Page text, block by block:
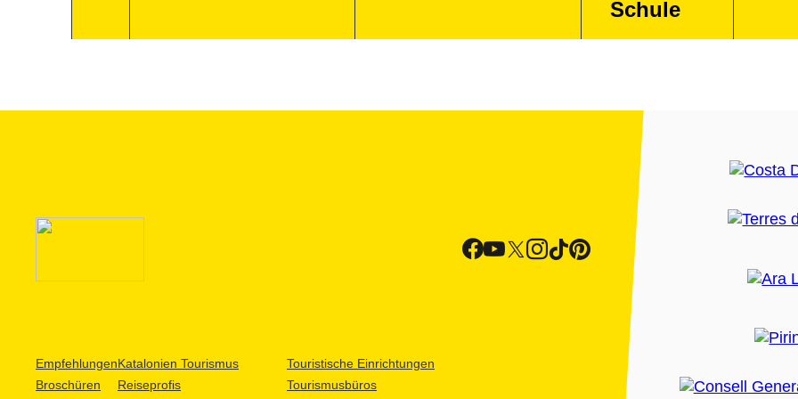
Schule
Empfehlungen
Broschüren
Katalonien Tourismus
Reiseprofis
Touristische Einrichtungen
Tourismusbüros